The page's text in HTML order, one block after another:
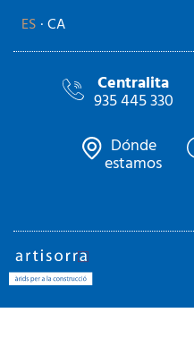
ES CA
Centralita
935 445 330
Dónde
estamos